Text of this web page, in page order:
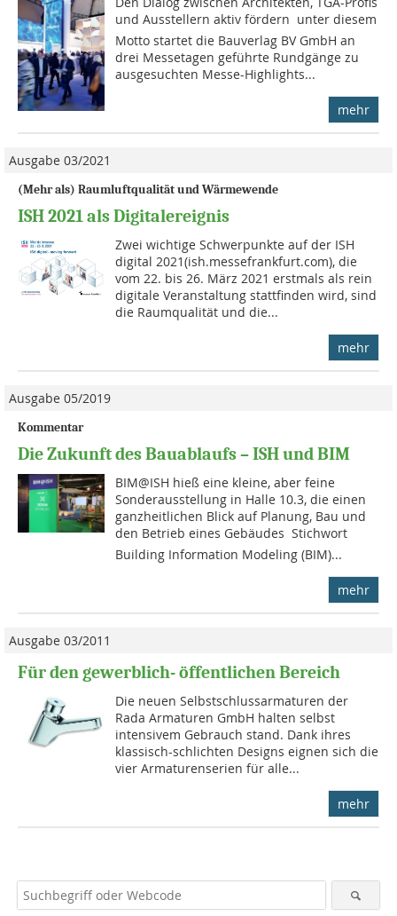
und Ausstellern aktiv fördern  unter diesem
Motto startet die Bauverlag BV GmbH an
drei Messetagen geführte Rundgänge zu
ausgesuchten Messe-Highlights...
mehr
Ausgabe 03/2021
(Mehr als) Raumluftqualität und Wärmewende
ISH 2021 als Digitalereignis
Zwei wichtige Schwerpunkte auf der ISH
digital 2021(ish.messefrankfurt.com), die
vom 22. bis 26. März 2021 erstmals als rein
digitale Veranstaltung stattfinden wird, sind
die Raumqualität und die...
mehr
Ausgabe 05/2019
Kommentar
Die Zukunft des Bauablaufs – ISH und BIM
BIM@ISH hieß eine kleine, aber feine
Sonderausstellung in Halle 10.3, die einen
ganzheitlichen Blick auf Planung, Bau und
den Betrieb eines Gebäudes  Stichwort
Building Information Modeling (BIM)...
mehr
Ausgabe 03/2011
Für den gewerblich- öffentlichen Bereich
Die neuen Selbstschlussarma­turen der
Rada Armaturen GmbH halten selbst
intensivem Gebrauch stand. Dank ihres
klassisch-schlichten Designs eignen sich die
vier Armaturenserien für alle...
mehr